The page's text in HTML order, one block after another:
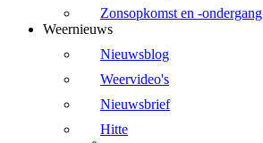
Zonsopkomst en -ondergang
Weernieuws
Nieuwsblog
Weervideo's
Nieuwsbrief
Hitte